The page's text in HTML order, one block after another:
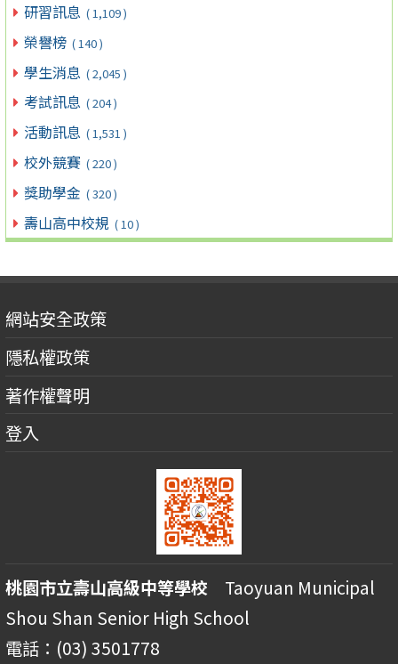
研習訊息 ( 1,109 )
榮譽榜 ( 140 )
學生消息 ( 2,045 )
考試訊息 ( 204 )
活動訊息 ( 1,531 )
校外競賽 ( 220 )
獎助學金 ( 320 )
壽山高中校規 ( 10 )
網站安全政策
隱私權政策
著作權聲明
登入
桃園市立壽山高級中等學校 Taoyuan Municipal
Shou Shan Senior High School
電話：(03) 3501778